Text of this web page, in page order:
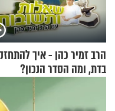
הרב זמיר כהן - איך
בדת, ומה הסדר הנכון?